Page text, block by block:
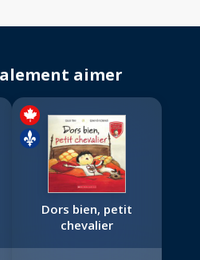
aimer
Dors bien, petit
chevalier